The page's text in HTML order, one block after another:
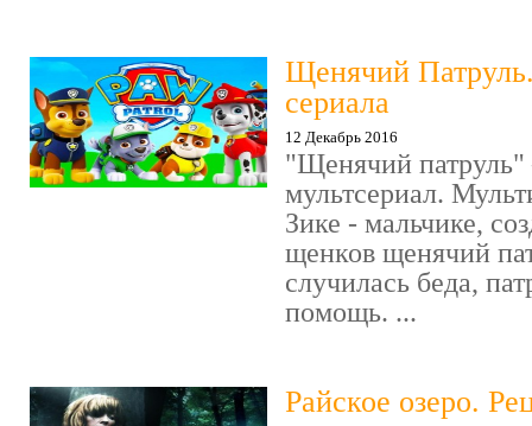
Щенячий
сериала
12 Декабрь 2016
"Щенячий патруль"
мультсериал.
Зике - мальчике,
щенков щенячий
случилась беда,
помощь. ...
Райское озеро.